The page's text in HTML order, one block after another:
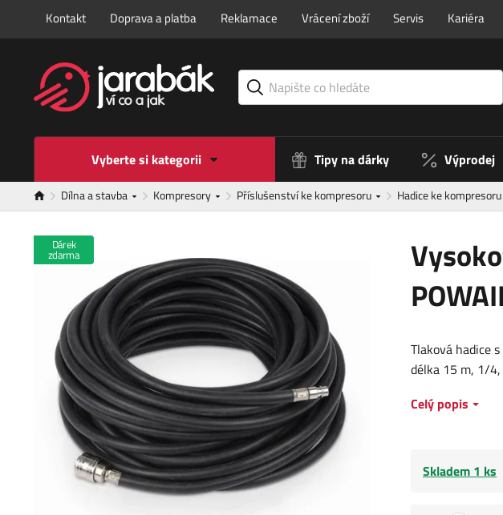
Kontakt Doprava a platba Reklamace Vrácení zboží Servis Kariéra
Vyberte si kategorii Tipy na dárky Výprodej
Dílna a stavba Kompresory Příslušenství ke kompresoru Hadice ke kompresoru
Dárek
zdarma
Tlaková hadice
délka 15 m, 1/
Celý popis
Skladem 1 ks